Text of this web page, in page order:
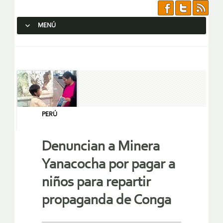
MENÚ
PERÚ
Denuncian a Minera
Yanacocha por pagar a
niños para repartir
propaganda de Conga